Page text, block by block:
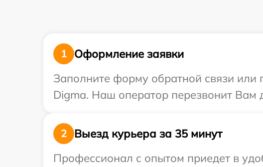
1
Оформление заявки
Заполните форму обратной связи или
Digma. Наш оператор перезвонит Вам
2
Выезд курьера за 35 минут
Профессионал с опытом приедет в